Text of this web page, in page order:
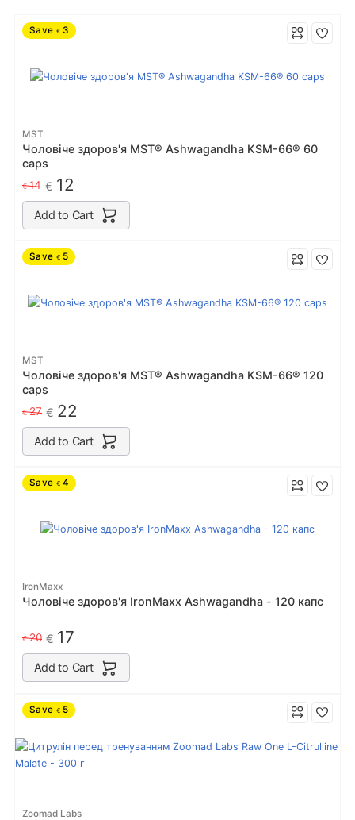
Save € 3
MST
Чоловіче здоров'я MST® Ashwagandha KSM-66® 60
caps
€14 € 12
Add to Cart
Save € 5
MST
Чоловіче здоров'я MST® Ashwagandha KSM-66® 120
caps
€27 € 22
Add to Cart
Save € 4
IronMaxx
Чоловіче здоров'я IronMaxx Ashwagandha - 120 капс
€20 € 17
Add to Cart
Save € 5
Zoomad Labs